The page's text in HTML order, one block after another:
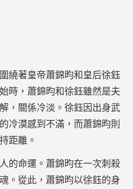
繞著皇帝蕭錦昀和皇后徐鈺
時，蕭錦昀和徐鈺雖然是夫
，關係冷淡。徐鈺因出身武
冷漠感到不滿，而蕭錦昀則
距離。
的命運。蕭錦昀在一次刺殺
。從此，蕭錦昀以徐鈺的身